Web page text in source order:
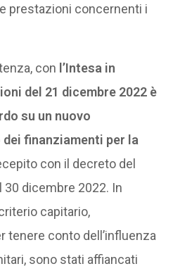
prestazioni concernenti i
con l’Intesa in
del 21 dicembre 2022 è
su un nuovo
finanziamenti per la
con il decreto del
30 dicembre 2022. In
capitario,
tenere conto dell’influenza
sono stati affiancati